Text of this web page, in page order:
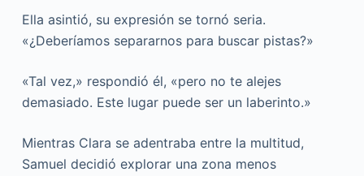
Ella asintió, su expresión se tornó seria.
«¿Deberíamos separarnos para buscar pistas?»
«Tal vez,» respondió él, «pero no te alejes
demasiado. Este lugar puede ser un laberinto.»
Mientras Clara se adentraba entre la multitud,
Samuel decidió explorar una zona menos